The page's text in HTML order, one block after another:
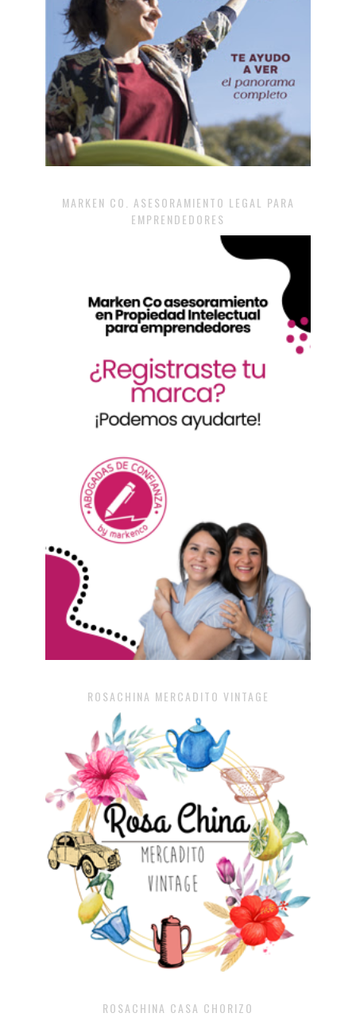
MARKEN CO. ASESORAMIENTO LEGAL PARA
EMPRENDEDORES
ROSACHINA MERCADITO VINTAGE
ROSACHINA CASA CHORIZO